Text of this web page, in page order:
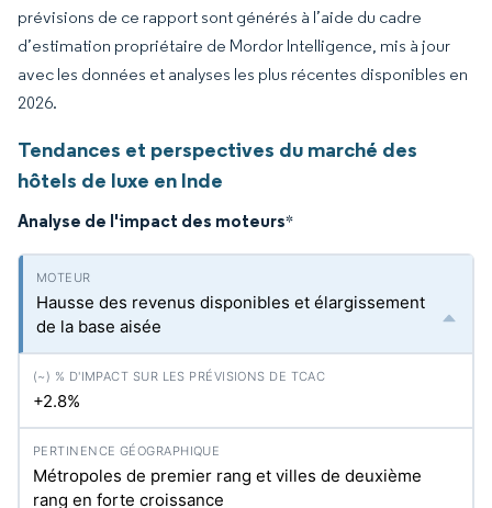
prévisions de ce rapport sont générés à l’aide du cadre
d’estimation propriétaire de Mordor Intelligence, mis à jour
avec les données et analyses les plus récentes disponibles en
2026.
Tendances et perspectives du marché des
hôtels de luxe en Inde
Analyse de l'impact des moteurs*
Hausse des revenus disponibles et élargissement
de la base aisée
+2.8%
Métropoles de premier rang et villes de deuxième
rang en forte croissance